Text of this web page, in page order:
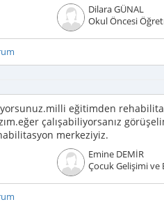
Dilara GÜNAL
Okul Öncesi
eğitimden
çalışabiliyorsanız
merkeziyiz.
Emine DEMİR
Çocuk Gelişimi